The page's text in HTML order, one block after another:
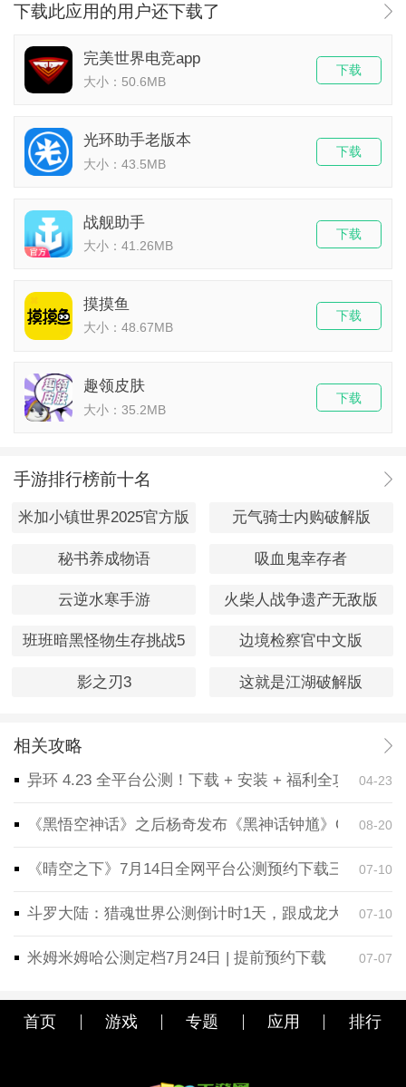
下载此应用的用户还下载了
完美世界电竞app
大小：50.6MB
下载
光环助手老版本
大小：43.5MB
下载
战舰助手
大小：41.26MB
下载
摸摸鱼
大小：48.67MB
下载
趣领皮肤
大小：35.2MB
下载
手游排行榜前十名
米加小镇世界2025官方版 元气骑士内购破解版
秘书养成物语 吸血鬼幸存者
云逆水寒手游 火柴人战争遗产无敌版
班班暗黑怪物生存挑战5 边境检察官中文版
影之刃3 这就是江湖破解版
相关攻略
异环 4.23 全平台公测！下载 + 安装 + 福利全攻略，一
04-23
《黑悟空神话》之后杨奇发布《黑神话钟馗》CG！预
08-20
《晴空之下》7月14日全网平台公测预约下载三端同步
07-10
斗罗大陆：猎魂世界公测倒计时1天，跟成龙大哥一起
07-10
米姆米姆哈公测定档7月24日 | 提前预约下载 07-07
首页 游戏 专题 应用 排行